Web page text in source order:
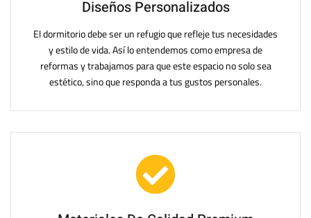
Diseños Personalizados
El dormitorio debe ser un refugio que refleje tus necesidades
y estilo de vida. Así lo entendemos como empresa de
reformas y trabajamos para que este espacio no solo sea
estético, sino que responda a tus gustos personales.